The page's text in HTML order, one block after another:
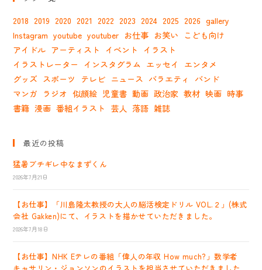
2018 2019 2020 2021 2022 2023 2024 2025 2026 gallery
Instagram youtube youtuber お仕事 お笑い こども向け
アイドル アーティスト イベント
イラスト
イラストレーター
インスタグラム エッセイ
エンタメ
グッズ スポーツ テレビ ニュース バラエティ
バンド
マンガ ラジオ 似顔絵 児童書 動画 政治家 教材 映画 時事
書籍 漫画 番組イラスト 芸人 落語 雑誌
最近の投稿
猛暑ブチギレ中なまずくん
2026年7月21日
【お仕事】「川島隆太教授の大人の脳活検定ドリル VOL.２」(株式
会社 Gakken)にて、イラストを描かせていただきました。
2026年7月18日
【お仕事】NHK Eテレの番組「偉人の年収 How much?」数学者